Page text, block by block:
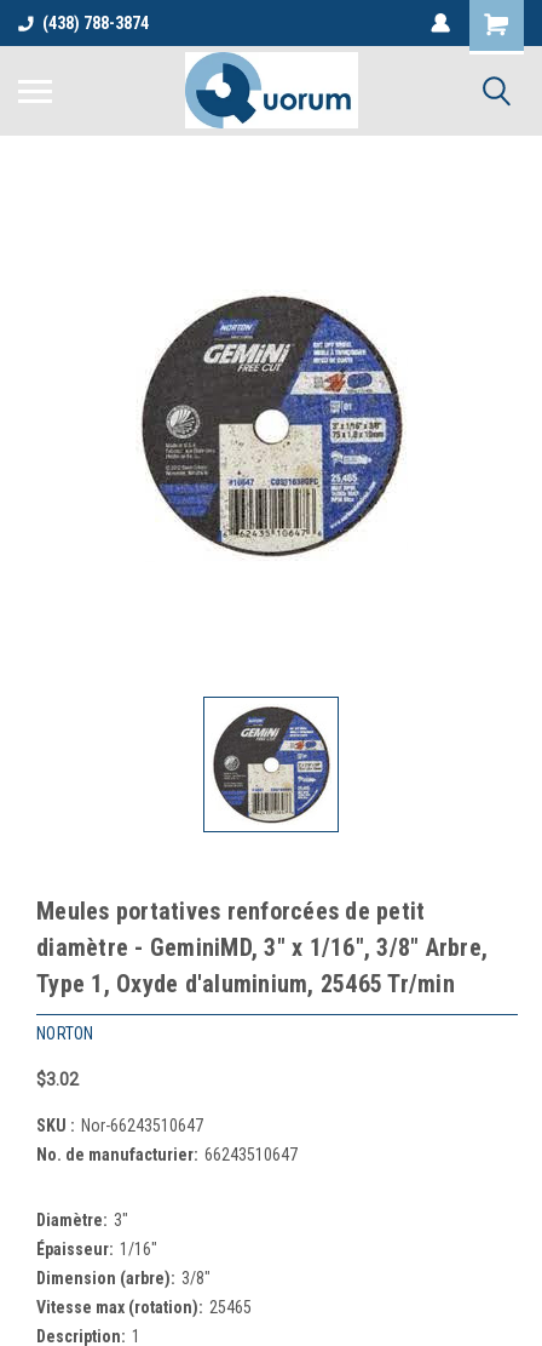
(438) 788-3874
Meules portatives renforcées de petit
diamètre - GeminiMD, 3" x 1/16", 3/8" Arbre,
Type 1, Oxyde d'aluminium, 25465 Tr/min
NORTON
$3.02
SKU : Nor-66243510647
No. de manufacturier: 66243510647
Diamètre: 3"
Épaisseur: 1/16"
Dimension (arbre): 3/8"
Vitesse max (rotation): 25465
Description: 1